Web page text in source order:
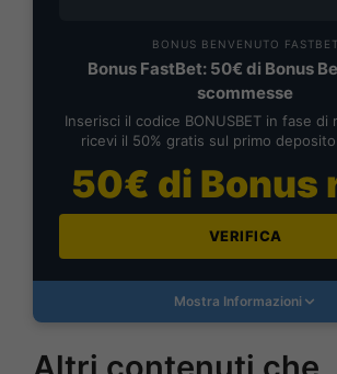
BONUS BENVENUTO FASTBET
Bonus FastBet: 50€ di Bonus
scommesse
Inserisci il codice BONUSBET in fase di
ricevi il 50% gratis sul primo
50€ di Bonus
VERIFICA
Mostra Informazioni